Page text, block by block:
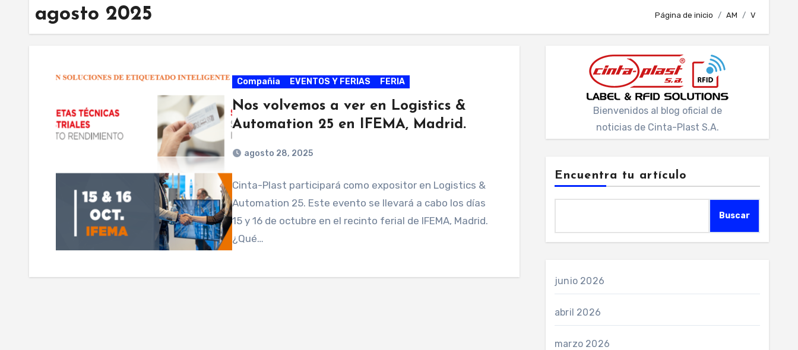
agosto 2025 Página de inicio AM V
Compañia EVENTOS Y FERIAS FERIA
Nos volvemos a ver en Logistics &
Automation 25 en IFEMA, Madrid.
agosto 28, 2025
Cinta-Plast participará como expositor en Logistics &
Automation 25. Este evento se llevará a cabo los días
15 y 16 de octubre en el recinto ferial de IFEMA, Madrid.
¿Qué…
Bienvenidos al blog oficial de
noticias de Cinta-Plast S.A.
Encuentra tu artículo
Buscar
junio 2026
abril 2026
marzo 2026